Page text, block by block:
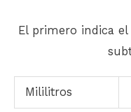
El primero indica
Mililitros